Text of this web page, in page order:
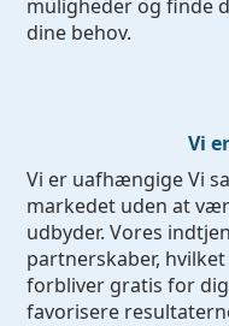
muligheder og finde
dine behov.
Vi
Vi er uafhængige Vi
markedet uden at
udbyder. Vores
partnerskaber,
forbliver gratis for
favorisere